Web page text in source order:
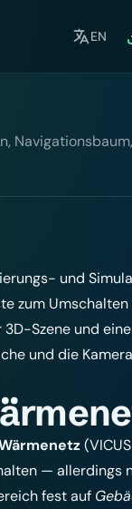
EN
und
zum
Szene und
und die
— allerdings
fest auf